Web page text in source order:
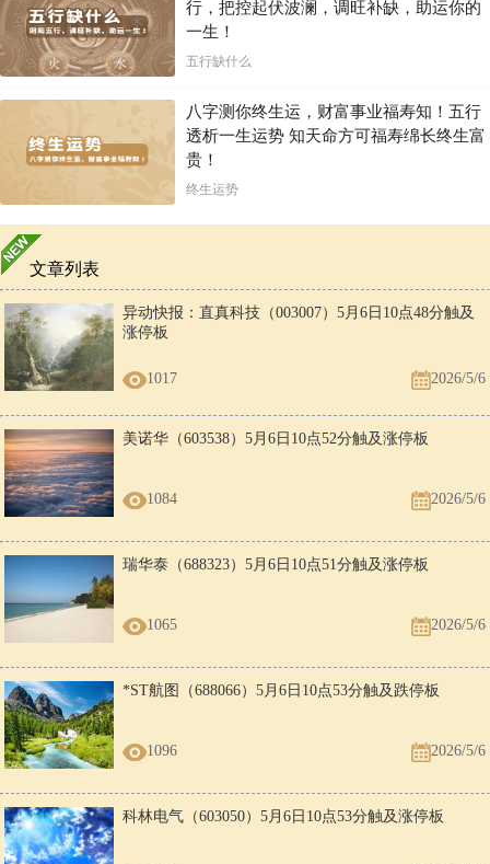
行，把控起伏波澜，调旺补缺，助运你的
一生！
五行缺什么
八字测你终生运，财富事业福寿知！五行
透析一生运势 知天命方可福寿绵长终生富
贵！
终生运势
文章列表
异动快报：直真科技（003007）5月6日10点48分触及
涨停板
1017 2026/5/6
美诺华（603538）5月6日10点52分触及涨停板
1084 2026/5/6
瑞华泰（688323）5月6日10点51分触及涨停板
1065 2026/5/6
*ST航图（688066）5月6日10点53分触及跌停板
1096 2026/5/6
科林电气（603050）5月6日10点53分触及涨停板